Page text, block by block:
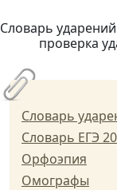
Словарь
проверка
Словарь
Словарь ЕГЭ
Орфоэпия
Омографы